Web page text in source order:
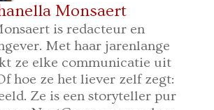
Monsaert
is redacteur en
Met haar jarenlange
ze elke communicatie uit
hoe ze het liever zelf zegt:
Ze is een storyteller pur